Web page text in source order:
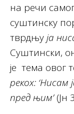
на речи
суштинску
тврдњуја
Суштински,
је тема овог
рекох:
пред њим’(Јн